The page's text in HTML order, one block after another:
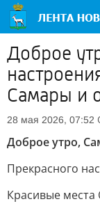
Доброе
Самары и
28 мая 2026, 07:52
Доброе утро,
Прекрасного
Красивые